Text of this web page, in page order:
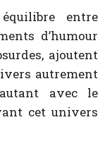
entre
d’humour
ajoutent
autrement
avec le
cet univers